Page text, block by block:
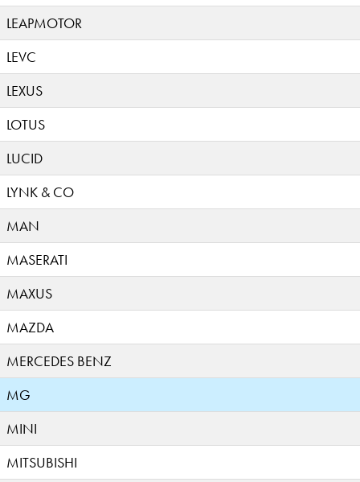
LEAPMOTOR
LEVC
LEXUS
LOTUS
LUCID
LYNK & CO
MAN
MASERATI
MAXUS
MAZDA
MERCEDES BENZ
MG
MINI
MITSUBISHI